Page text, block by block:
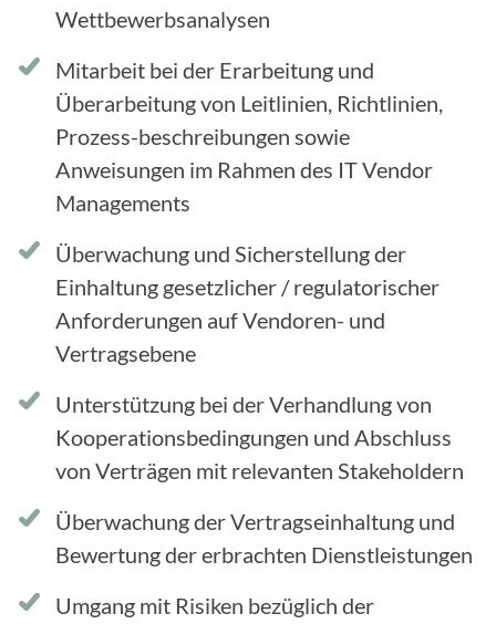
Wettbewerbsanalysen
Mitarbeit bei der Erarbeitung und
Überarbeitung von Leitlinien, Richtlinien,
Prozess-beschreibungen sowie
Anweisungen im Rahmen des IT Vendor
Managements
Überwachung und Sicherstellung der
Einhaltung gesetzlicher / regulatorischer
Anforderungen auf Vendoren- und
Vertragsebene
Unterstützung bei der Verhandlung von
Kooperationsbedingungen und Abschluss
von Verträgen mit relevanten Stakeholdern
Überwachung der Vertragseinhaltung und
Bewertung der erbrachten Dienstleistungen
Umgang mit Risiken bezüglich der